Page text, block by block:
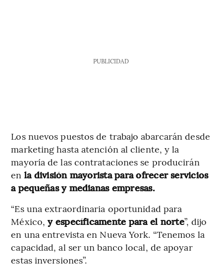
PUBLICIDAD
Los nuevos puestos de trabajo abarcarán desde
marketing hasta atención al cliente, y la
mayoría de las contrataciones se producirán
en la división mayorista para ofrecer servicios
a pequeñas y medianas empresas.
“Es una extraordinaria oportunidad para
México, y específicamente para el norte”, dijo
en una entrevista en Nueva York. “Tenemos la
capacidad, al ser un banco local, de apoyar
estas inversiones”.